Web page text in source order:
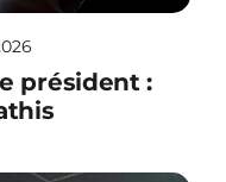
président :